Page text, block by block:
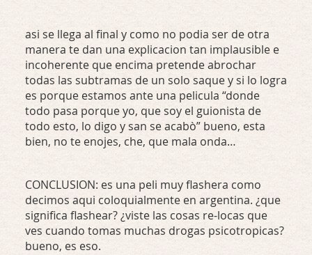
asi se llega al final y como no podia ser de otra
manera te dan una explicacion tan implausible e
incoherente que encima pretende abrochar
todas las subtramas de un solo saque y si lo logra
es porque estamos ante una pelicula “donde
todo pasa porque yo, que soy el guionista de
todo esto, lo digo y san se acabò” bueno, esta
bien, no te enojes, che, que mala onda…
CONCLUSION: es una peli muy flashera como
decimos aqui coloquialmente en argentina. ¿que
significa flashear? ¿viste las cosas re-locas que
ves cuando tomas muchas drogas psicotropicas?
bueno, es eso.